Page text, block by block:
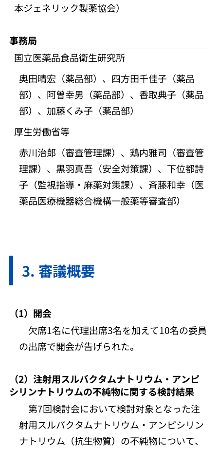
本ジェネリック製薬協会）
事務局
国立医薬品食品衛生研究所
奥田晴宏（薬品部）、四方田千佳子（薬品
部）、阿曽幸男（薬品部）、香取典子（薬品
部）、加藤くみ子（薬品部）
厚生労働省等
赤川治郎（審査管理課）、鶏内雅司（審査管
理課）、黒羽真吾（安全対策課）、下位都詩
子（監視指導・麻薬対策課）、斉藤和幸（医
薬品医療機器総合機構一般薬等審査部）
審議概要
（1）開会
欠席1名に代理出席3名を加えて10名の委員
の出席で開会が告げられた。
（2）注射用スルバクタムナトリウム・アンピ
シリンナトリウムの不純物に関する検討結果
第7回検討会において検討対象となった注
射用スルバクタムナトリウム・アンピシリン
ナトリウム（抗生物質）の不純物について、